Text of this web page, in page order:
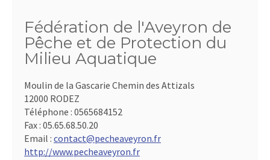
Fédération de l'Aveyron de
Pêche et de Protection du
Milieu Aquatique
Moulin de la Gascarie Chemin des Attizals
12000 RODEZ
Téléphone : 0565684152
Fax : 05.65.68.50.20
Email : contact@pecheaveyron.fr
http://www.pecheaveyron.fr